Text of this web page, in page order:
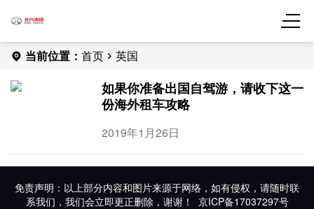
当前位置： 首页 英国
如果你准备出国自驾游，请收下这一
份海外租车攻略
2019年1月26日
免责声明：以上部分内容和图片来源于网络，如有侵权，请随时联
系我们，我们会立即更正删除，谢谢！ 京ICP备17037297号